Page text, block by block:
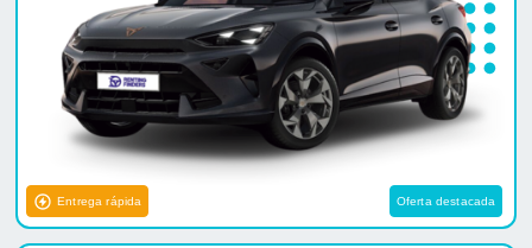
Entrega rápida Oferta destacada